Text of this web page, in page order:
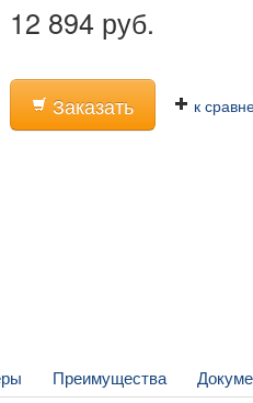
12 894 руб.
Заказать к
Преимущества